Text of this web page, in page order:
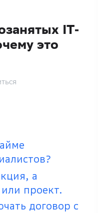
IT-
это
а
проект.
договор с